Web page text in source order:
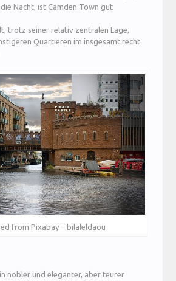
Nacht, ist Camden Town gut
trotz seiner relativ zentralen Lage,
Quartieren im insgesamt recht
from Pixabay – bilaleldaou
nobler und eleganter, aber teurer